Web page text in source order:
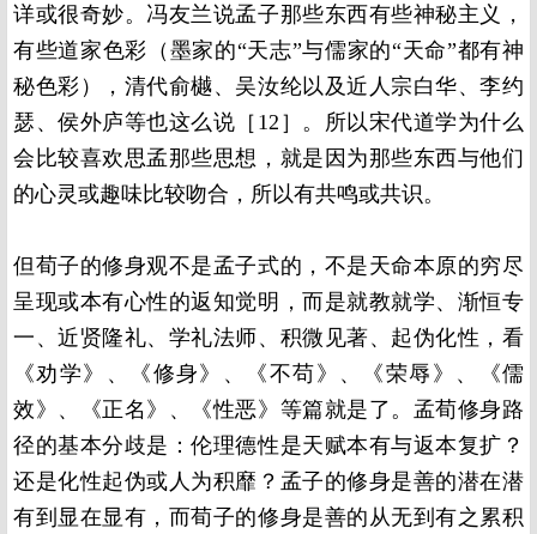
详或很奇妙。冯友兰说孟子那些东西有些神秘主义，
有些道家色彩（墨家的“天志”与儒家的“天命”都有神
秘色彩），清代俞樾、吴汝纶以及近人宗白华、李约
瑟、侯外庐等也这么说［12］。所以宋代道学为什么
会比较喜欢思孟那些思想，就是因为那些东西与他们
的心灵或趣味比较吻合，所以有共鸣或共识。
但荀子的修身观不是孟子式的，不是天命本原的穷尽
呈现或本有心性的返知觉明，而是就教就学、渐恒专
一、近贤隆礼、学礼法师、积微见著、起伪化性，看
《劝学》、《修身》、《不苟》、《荣辱》、《儒
效》、《正名》、《性恶》等篇就是了。孟荀修身路
径的基本分歧是：伦理德性是天赋本有与返本复扩？
还是化性起伪或人为积靡？孟子的修身是善的潜在潜
有到显在显有，而荀子的修身是善的从无到有之累积